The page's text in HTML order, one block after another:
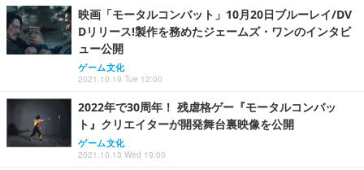
映画「モータルコンバット」10月20日ブルーレイ/DV
Dリリース!製作を務めたジェームズ・ワンのインタビ
ュー公開
ゲーム文化
2021.10.19 Tue 12:00
2022年で30周年！ 残虐格ゲー『モータルコンバッ
ト』クリエイターが開発舞台裏映像を公開
ゲーム文化
2021.10.13 Wed 19:00